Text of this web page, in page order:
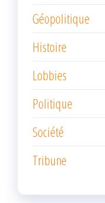
Géopolitique
Histoire
Lobbies
Politique
Société
Tribune